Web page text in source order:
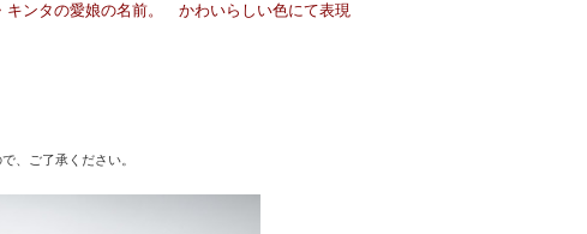
キンタの愛娘の名前。 かわいらしい色にて表現
、ご了承ください。